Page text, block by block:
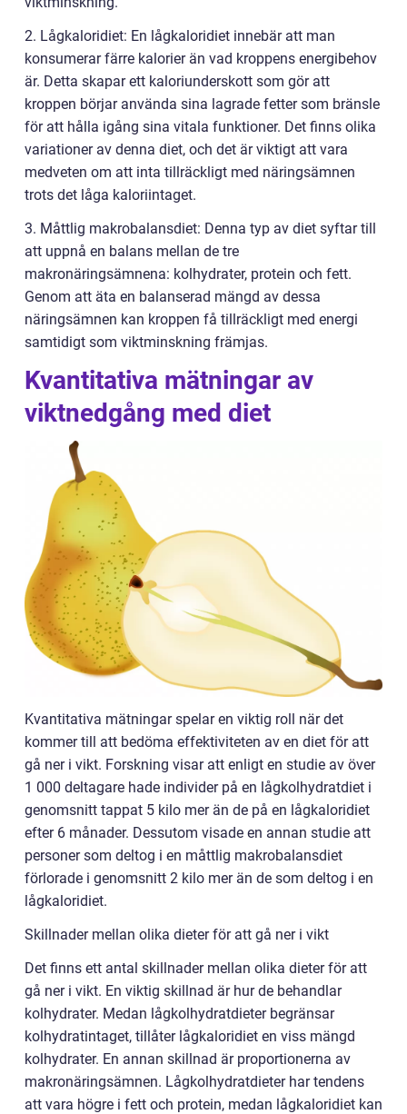
2. Lågkaloridiet: En lågkaloridiet innebär att man
konsumerar färre kalorier än vad kroppens energibehov
är. Detta skapar ett kaloriunderskott som gör att
kroppen börjar använda sina lagrade fetter som bränsle
för att hålla igång sina vitala funktioner. Det finns olika
variationer av denna diet, och det är viktigt att vara
medveten om att inta tillräckligt med näringsämnen
trots det låga kaloriintaget.
3. Måttlig makrobalansdiet: Denna typ av diet syftar till
att uppnå en balans mellan de tre
makronäringsämnena: kolhydrater, protein och fett.
Genom att äta en balanserad mängd av dessa
näringsämnen kan kroppen få tillräckligt med energi
samtidigt som viktminskning främjas.
Kvantitativa mätningar av
viktnedgång med diet
Kvantitativa mätningar spelar en viktig roll när det
kommer till att bedöma effektiviteten av en diet för att
gå ner i vikt. Forskning visar att enligt en studie av över
1 000 deltagare hade individer på en lågkolhydratdiet i
genomsnitt tappat 5 kilo mer än de på en lågkaloridiet
efter 6 månader. Dessutom visade en annan studie att
personer som deltog i en måttlig makrobalansdiet
förlorade i genomsnitt 2 kilo mer än de som deltog i en
lågkaloridiet.
Skillnader mellan olika dieter för att gå ner i vikt
Det finns ett antal skillnader mellan olika dieter för att
gå ner i vikt. En viktig skillnad är hur de behandlar
kolhydrater. Medan lågkolhydratdieter begränsar
kolhydratintaget, tillåter lågkaloridiet en viss mängd
kolhydrater. En annan skillnad är proportionerna av
makronäringsämnen. Lågkolhydratdieter har tendens
att vara högre i fett och protein, medan lågkaloridiet kan